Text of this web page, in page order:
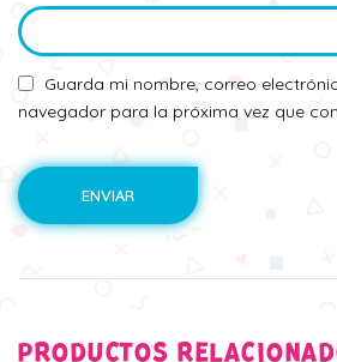
Guarda mi nombre, correo
navegador para la próxima vez que
PRODUCTOS